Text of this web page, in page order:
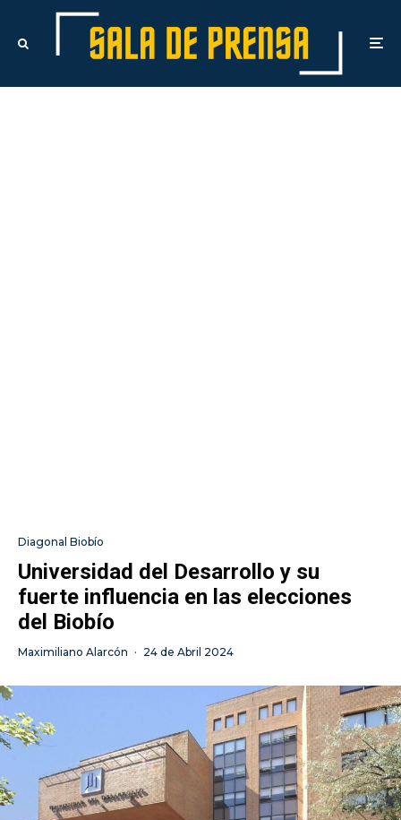
Diagonal Biobío
Universidad del Desarrollo y su
fuerte influencia en las elecciones
del Biobío
Maximiliano Alarcón · 24 de Abril 2024